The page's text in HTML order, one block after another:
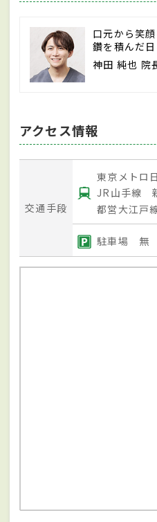
口元から笑
鑽を積んだ日
神田 純也 院
アクセス情報
交通手段
東京メトロ
JR山手線
都営大江戸
駐車場 無